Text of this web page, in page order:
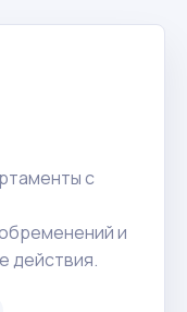
с
и
действия.